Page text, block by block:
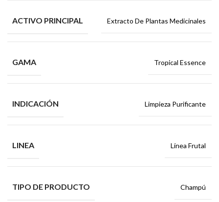
ACTIVO PRINCIPAL Extracto De Plantas Medicinales
GAMA Tropical Essence
INDICACIÓN Limpieza Purificante
LINEA Línea Frutal
TIPO DE PRODUCTO Champú